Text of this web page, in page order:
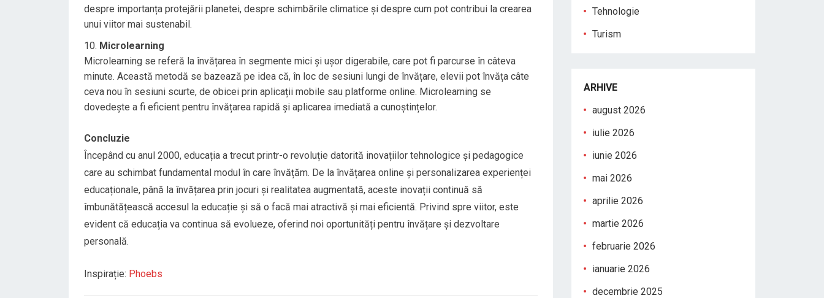
despre importanța protejării planetei, despre schimbările climatice și despre cum pot contribui la crearea
unui viitor mai sustenabil.
Microlearning
Microlearning se referă la învățarea în segmente mici și ușor digerabile, care pot fi parcurse în câteva
minute. Această metodă se bazează pe idea că, în loc de sesiuni lungi de învățare, elevii pot învăța câte
ceva nou în sesiuni scurte, de obicei prin aplicații mobile sau platforme online. Microlearning se
dovedește a fi eficient pentru învățarea rapidă și aplicarea imediată a cunoștințelor.
Concluzie
Începând cu anul 2000, educația a trecut printr-o revoluție datorită inovațiilor tehnologice și pedagogice
care au schimbat fundamental modul în care învățăm. De la învățarea online și personalizarea experienței
educaționale, până la învățarea prin jocuri și realitatea augmentată, aceste inovații continuă să
îmbunătățească accesul la educație și să o facă mai atractivă și mai eficientă. Privind spre viitor, este
evident că educația va continua să evolueze, oferind noi oportunități pentru învățare și dezvoltare
personală.
Inspirație: Phoebs
Tehnologie
Turism
ARHIVE
august 2026
iulie 2026
iunie 2026
mai 2026
aprilie 2026
martie 2026
februarie 2026
ianuarie 2026
decembrie 2025